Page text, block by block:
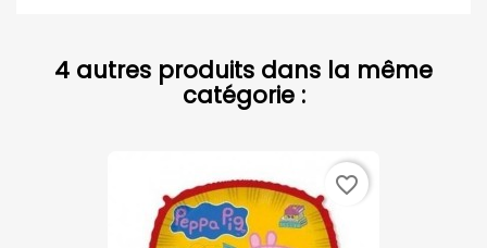
4 autres produits dans la même
catégorie :
favorite_border